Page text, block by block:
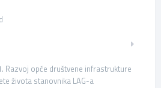
Razvoj opće društvene infrastrukture
života stanovnika LAG-a